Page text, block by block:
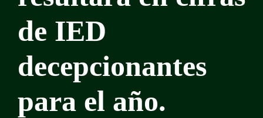
de IED
decepcionantes
para el año.